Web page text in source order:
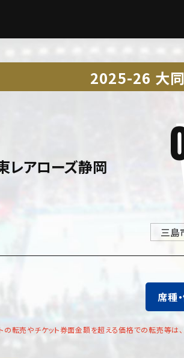
2025-26 大
レアローズ静岡
三島
席種
転売やチケット券面金額を超える価格での転売等は